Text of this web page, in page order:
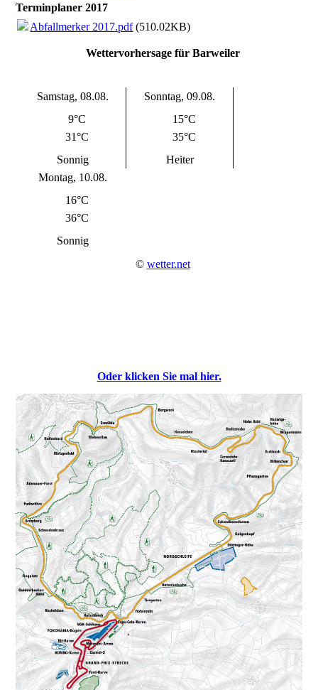
Terminplaner 2017
Abfallmerker 2017.pdf(510.02KB)
Wettervorhersage für Barweiler
Samstag, 08.08.
9°C
31°C
Sonnig
Sonntag, 09.08.
15°C
35°C
Heiter
Montag, 10.08.
16°C
36°C
Sonnig
© wetter.net
Oder klicken Sie mal hier.